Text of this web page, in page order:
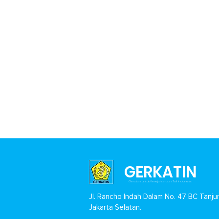
GERKATIN
Gerakan untuk Kesejahteraan Tuli Indonesia
Jl. Rancho Indah Dalam No. 47 BC
Jakarta Selatan.